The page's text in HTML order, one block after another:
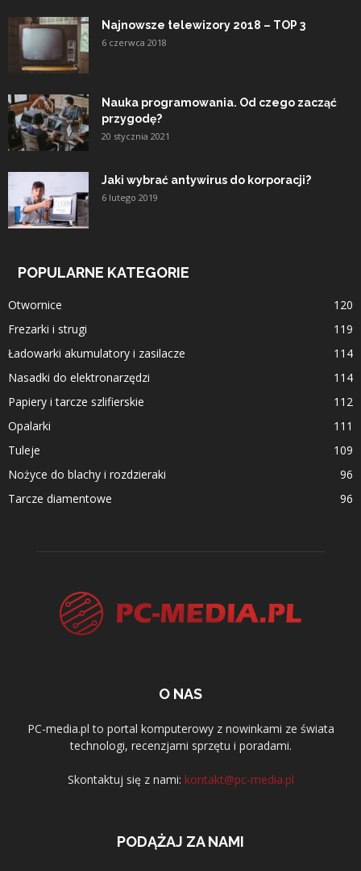
Najnowsze telewizory 2018 – TOP 3
6 czerwca 2018
Nauka programowania. Od czego zacząć
przygodę?
20 stycznia 2021
Jaki wybrać antywirus do korporacji?
6 lutego 2019
POPULARNE KATEGORIE
Otwornice
120
Frezarki i strugi
119
Ładowarki akumulatory i zasilacze
114
Nasadki do elektronarzędzi
114
Papiery i tarcze szlifierskie
112
Opalarki
111
Tuleje
109
Nożyce do blachy i rozdzieraki
96
Tarcze diamentowe
96
O NAS
PC-media.pl to portal komputerowy z nowinkami ze świata
technologi, recenzjami sprzętu i poradami.
Skontaktuj się z nami: kontakt@pc-media.pl
PODĄŻAJ ZA NAMI